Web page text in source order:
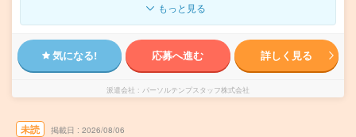
もっと見る
気になる! 応募へ進む 詳しく見る
派遣会社 パーソルテンプスタッフ株式会社
未読 掲載日 2026/08/06